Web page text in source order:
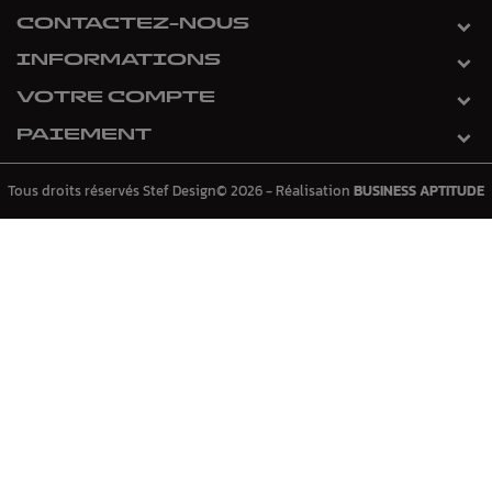
CONTACTEZ-NOUS
INFORMATIONS
VOTRE COMPTE
PAIEMENT
Tous droits réservés Stef Design© 2026 - Réalisation BUSINESS APTITUDE